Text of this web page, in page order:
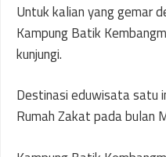
Untuk kalian yang gemar
Kampung Batik
kunjungi.
Destinasi eduwisata satu
Rumah Zakat pada bulan